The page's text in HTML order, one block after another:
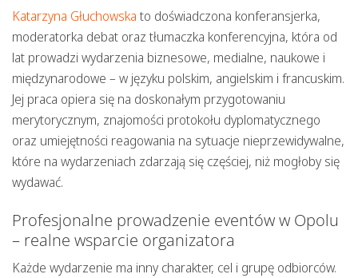
Katarzyna Głuchowska to doświadczona konferansjerka,
moderatorka debat oraz tłumaczka konferencyjna, która od
lat prowadzi wydarzenia biznesowe, medialne, naukowe i
międzynarodowe – w języku polskim, angielskim i francuskim.
Jej praca opiera się na doskonałym przygotowaniu
merytorycznym, znajomości protokołu dyplomatycznego
oraz umiejętności reagowania na sytuacje nieprzewidywalne,
które na wydarzeniach zdarzają się częściej, niż mogłoby się
wydawać.
Profesjonalne prowadzenie eventów w Opolu
– realne wsparcie organizatora
Każde wydarzenie ma inny charakter, cel i grupę odbiorców.